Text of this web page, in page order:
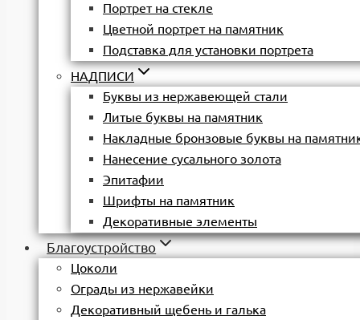
Портрет на стекле
Цветной портрет на памятник
Подставка для установки портрета
НАДПИСИ
Буквы из нержавеющей стали
Литые буквы на памятник
Накладные бронзовые буквы на
Нанесение сусального золота
Эпитафии
Шрифты на памятник
Декоративные элементы
Благоустройство
Цоколи
Ограды из нержавейки
Декоративный щебень и галька